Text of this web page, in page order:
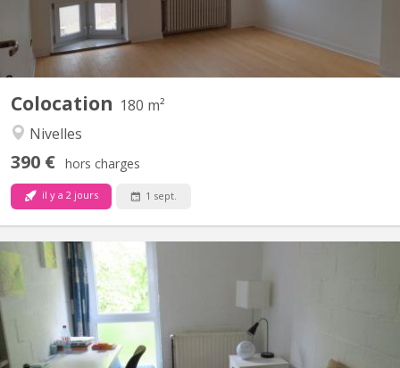
Colocation 180 m²
Nivelles
390 € hors charges
il y a 2 jours 1 sept.
Chambre 313 au 3e étage dans un communautaire de 6. 2 WC 1
douche commune pour 2 chambres Lit sans matelas
Environnement verdoyant et calme.